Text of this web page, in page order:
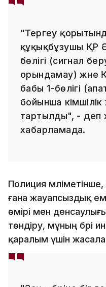
"Тергеу
құқықбұзушы ҚР
бөлігі (сигнал
орындамау) және
бабы 1-бөлігі
бойынша
тартылды", - деп
хабарламада.
Полиция
ғана жауапсыздық
өмірі мен
төндіру, мұның бәрі
қаралым үшін